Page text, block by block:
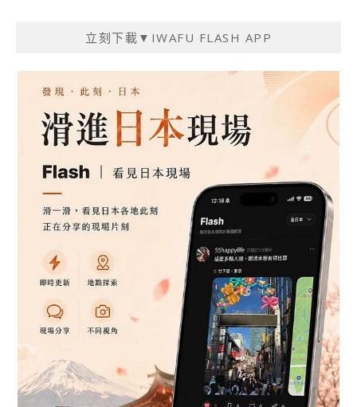
立刻下載▼IWAFU FLASH APP